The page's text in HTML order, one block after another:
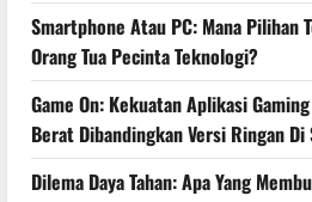
Smartphone Atau PC: Mana Pilihan
Orang Tua Pecinta Teknologi?
Game On: Kekuatan Aplikasi
Berat Dibandingkan Versi Ringan
Dilema Daya Tahan: Apa Yang